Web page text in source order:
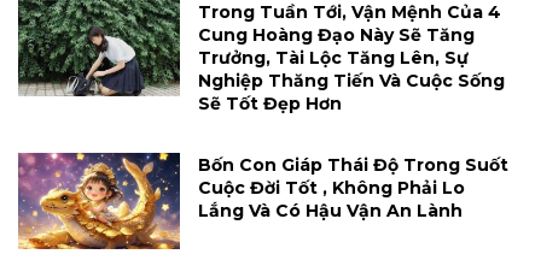
Trong Tuần Tới, Vận Mệnh Của 4
Cung Hoàng Đạo Này Sẽ Tăng
Trưởng, Tài Lộc Tăng Lên, Sự
Nghiệp Thăng Tiến Và Cuộc Sống
Sẽ Tốt Đẹp Hơn
Bốn Con Giáp Thái Độ Trong Suốt
Cuộc Đời Tốt , Không Phải Lo
Lắng Và Có Hậu Vận An Lành